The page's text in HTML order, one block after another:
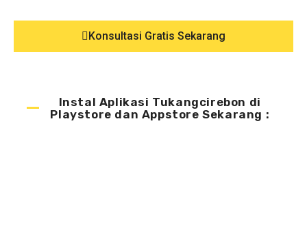
Konsultasi Gratis Sekarang
Instal Aplikasi Tukangcirebon di
Playstore dan Appstore Sekarang :